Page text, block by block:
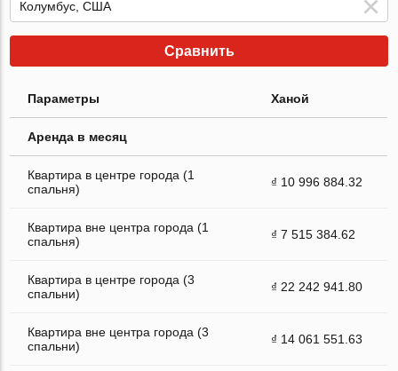
Сравнить
Параметры Ханой
Аренда в месяц
Квартира в центре города (1
спальня)
₫ 10 996 884.32
Квартира вне центра города (1
спальня)
₫ 7 515 384.62
Квартира в центре города (3
спальни)
₫ 22 242 941.80
Квартира вне центра города (3
спальни)
₫ 14 061 551.63